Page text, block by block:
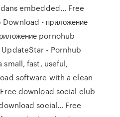
embedded… Free
- приложение
pornohub
- Pornhub
small, fast, useful,
software with a clean
Free download social club
social… Free